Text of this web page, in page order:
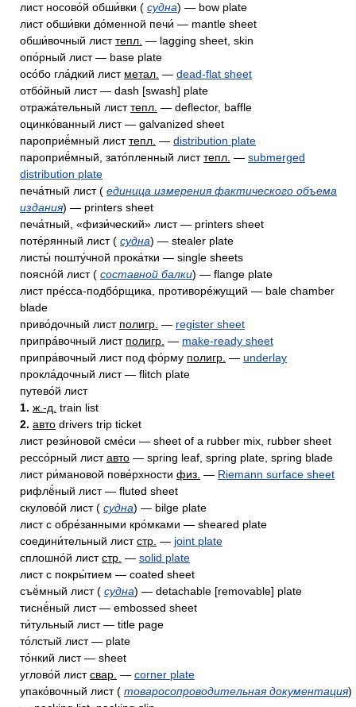
лист носово́й обши́вки ( судна) — bow plate
лист обши́вки до́менной печи́ — mantle sheet
обши́вочный листтепл. — lagging sheet, skin
опо́рный лист — base plate
осо́бо гла́дкий лист метал. — dead-flat sheet
отбо́йный лист — dash [swash] plate
отража́тельный листтепл. — deflector, baffle
оцинко́ванный лист — galvanized sheet
пароприё́мный листтепл. — distribution plate
пароприё́мный, зато́пленный листтепл. — submerged
distribution plate
печа́тный лист ( единица измерения фактического объема
издания) — printers sheet
печа́тный, «физи́ческий» лист — printers sheet
поте́рянный лист ( судна) — stealer plate
листы́ пошту́чной прока́тки — single sheets
поясно́й лист ( составной балки) — flange plate
лист пре́сса-подбо́рщика, противоре́жущий — bale chamber
blade
приво́дочный лист полигр. — register sheet
припра́вочный лист полигр. — make-ready sheet
припра́вочный лист под фо́рму полигр. — underlay
прокла́дочный лист — flitch plate
путево́й лист
1. ж.-д. train list
2. авто drivers trip ticket
лист рези́новой сме́си — sheet of a rubber mix, rubber sheet
рессо́рный листавто — spring leaf, spring plate, spring blade
лист ри́мановой пове́рхности физ. — Riemann surface sheet
рифлё́ный лист — fluted sheet
скулово́й лист ( судна) — bilge plate
лист с обре́занными кро́мками — sheared plate
соедини́тельный листстр. — joint plate
сплошно́й листстр. — solid plate
лист с покры́тием — coated sheet
съё́мный лист ( судна) — detachable [removable] plate
тиснё́ный лист — embossed sheet
ти́тульный лист — title page
то́лстый лист — plate
то́нкий лист — sheet
углово́й листсвар. — corner plate
упако́вочный лист ( товаросопроводительная документация)